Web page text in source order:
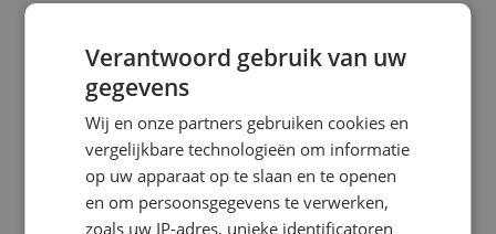
Fysieke kenmerken
Garantie & motor
Instellingen en functies
Introductie en ondersteuning
Verantwoord gebruik van uw
gegevens
Wij en onze partners gebruiken cookies en
vergelijkbare technologieën om informatie
op uw apparaat op te slaan en te openen
en om persoonsgegevens te verwerken,
zoals uw IP-adres, unieke identificatoren